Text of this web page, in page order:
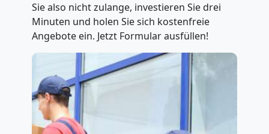
Sie also nicht zulange, investieren Sie drei
Minuten und holen Sie sich kostenfreie
Angebote ein. Jetzt Formular ausfüllen!